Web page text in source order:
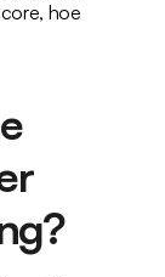
hoe